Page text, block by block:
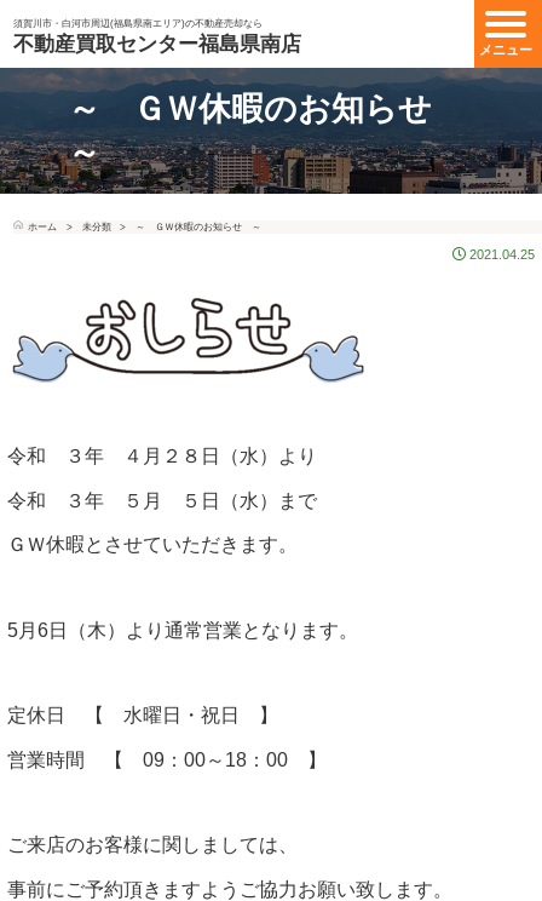
不動産買取センター福島県南店
須賀川市・白河市周辺(福島県南エリア)の不動産売却なら
メニュー
～ ＧＷ休暇のお知らせ
～
ホーム 未分類 ～ ＧＷ休暇のお知らせ ～
2021.04.25
令和 ３年 ４月２８日（水）より
令和 ３年 ５月 ５日（水）まで
ＧＷ休暇とさせていただきます。
5月6日（木）より通常営業となります。
定休日 【 水曜日・祝日 】
営業時間 【 09：00～18：00 】
ご来店のお客様に関しましては、
事前にご予約頂きますようご協力お願い致します。